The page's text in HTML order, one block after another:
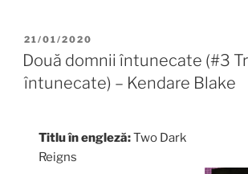
POSTED
ON
21/01/2020
Două domnii întunecate (#3
întunecate) – Kendare Blake
Titlu în engleză:Two Dark
Reigns